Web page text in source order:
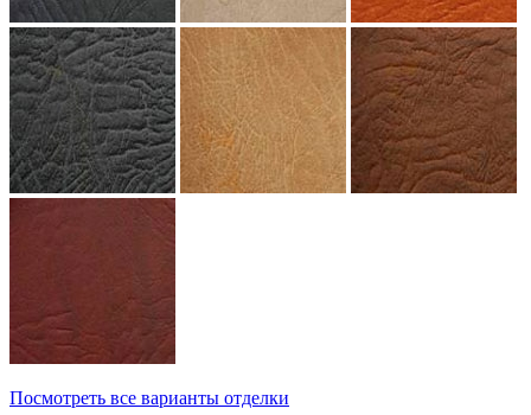
Посмотреть все варианты отделки